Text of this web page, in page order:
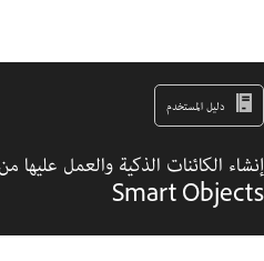
دليل المستخدم
إنشاء الكائنات الذكية والعمل
Smart Objects